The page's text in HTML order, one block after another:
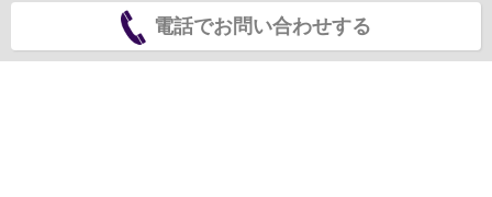
電話でお問い合わせする